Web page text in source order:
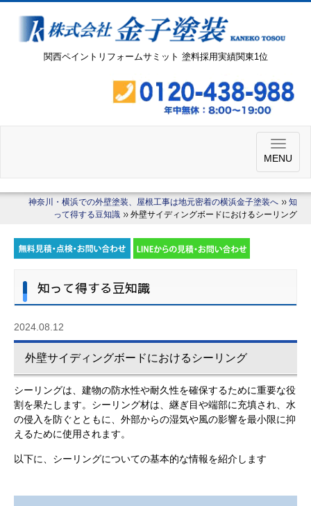
関西ペイントリフォームサミット 塗料採用実績関東1位
MENU
神奈川・横浜での外壁塗装、屋根工事は地元密着の横浜金子塗装へ
知
って得する豆知識
外壁サイディングボードにおけるシーリング
知って得する豆知識
2024.08.12
外壁サイディングボードにおけるシーリング
シーリングは、建物の防水性や耐久性を確保するために重要な役
割を果たします。シーリング材は、継ぎ目や端部に充填され、水
の侵入を防ぐとともに、外部からの湿気や風の影響を最小限に抑
えるために使用されます。
以下に、シーリングについての基本的な情報を紹介します